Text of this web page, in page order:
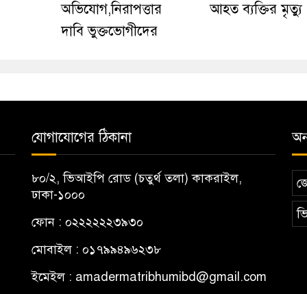
অভিযোগ,নিরাপত্তার
দাবি ভুক্তভোগীদের
আহত ব্যক্তির মৃত্যু
যোগাযোগের ঠিকানা
৮০/২, ভিআইপি রোড (চতুর্থ তলা) কাকরাইল,
ঢাকা-১০০০
ফোন : ০২২২২২২৩৯৩০
মোবাইল : ০১৭৯৯৪৯৬২৩৮
ইমেইল : amadermatribhumibd@gmail.com